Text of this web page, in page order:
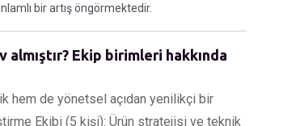
bir artış öngörmektedir.
Ekip birimleri hakkında
hem de yönetsel açıdan yenilikçi bir
Ekibi (5 kişi): Ürün stratejisi ve teknik